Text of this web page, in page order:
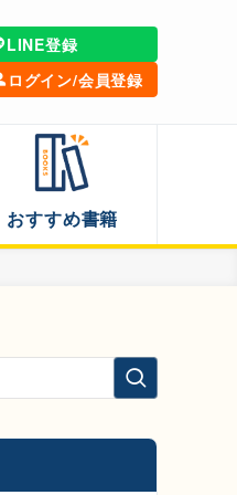
LINE登録
ログイン/会員登録
おすすめ書籍